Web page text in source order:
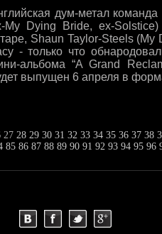
дум-метал
My Dying Bride, ex-
Shaun Taylor-Steels
- только что
альбома “A Grand
выпущен 6 апреля в
27 28 29 30 31 32 33 34 35 36 37 38
85 86 87 88 89 90 91 92 93 94 95 96